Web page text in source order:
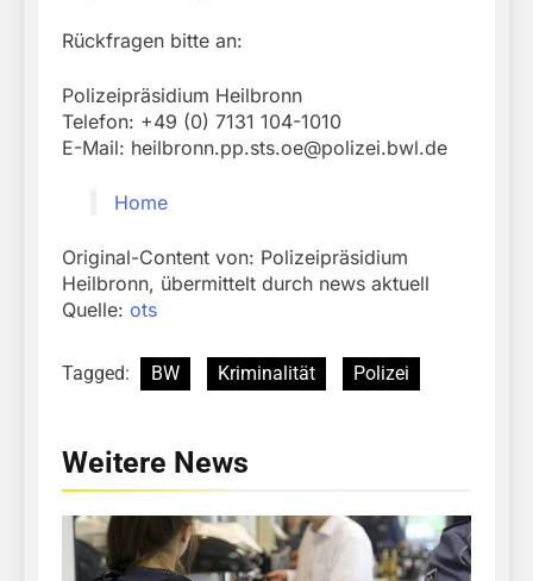
Rückfragen bitte an:
Polizeipräsidium Heilbronn
Telefon: +49 (0) 7131 104-1010
E-Mail: heilbronn.pp.sts.oe@polizei.bwl.de
Home
Original-Content von: Polizeipräsidium
Heilbronn, übermittelt durch news aktuell
Quelle: ots
Tagged: BW Kriminalität Polizei
Weitere News